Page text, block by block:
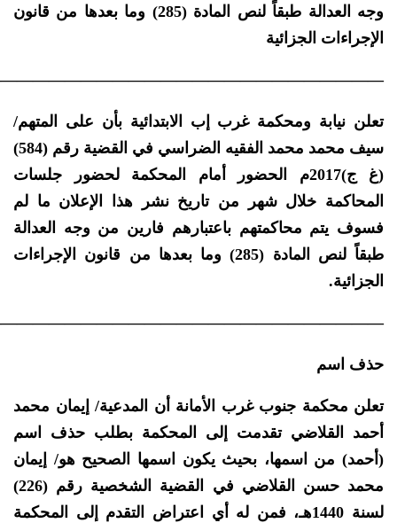
وجه العدالة طبقاً لنص المادة (285) وما بعدها من قانون
الإجراءات الجزائية
تعلن نيابة ومحكمة غرب إب الابتدائية بأن على المتهم/
سيف محمد محمد الفقيه الضراسي في القضية رقم (584)
(غ ج)2017م الحضور أمام المحكمة لحضور جلسات
المحاكمة خلال شهر من تاريخ نشر هذا الإعلان ما لم
فسوف يتم محاكمتهم باعتبارهم فارين من وجه العدالة
طبقاً لنص المادة (285) وما بعدها من قانون الإجراءات
الجزائية.
حذف اسم
تعلن محكمة جنوب غرب الأمانة أن المدعية/ إيمان محمد
أحمد القلاضي تقدمت إلى المحكمة بطلب حذف اسم
(أحمد) من اسمها، بحيث يكون اسمها الصحيح هو/ إيمان
محمد حسن القلاضي في القضية الشخصية رقم (226)
لسنة 1440هـ، فمن له أي اعتراض التقدم إلى المحكمة